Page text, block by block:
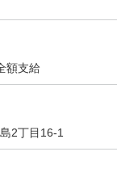
額支給
2丁目16-1